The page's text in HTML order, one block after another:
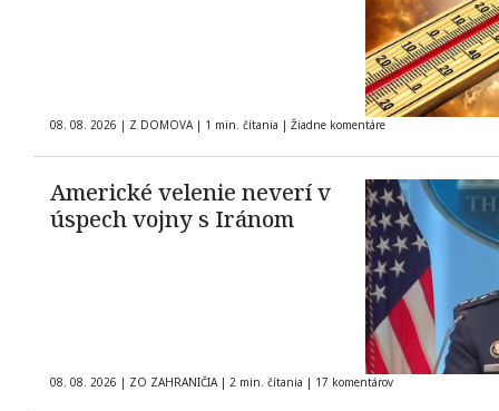
08. 08. 2026 | Z DOMOVA | 1 min. čítania | Žiadne komentáre
Americké velenie neverí v
úspech vojny s Iránom
08. 08. 2026 | ZO ZAHRANIČIA | 2 min. čítania | 17 komentárov